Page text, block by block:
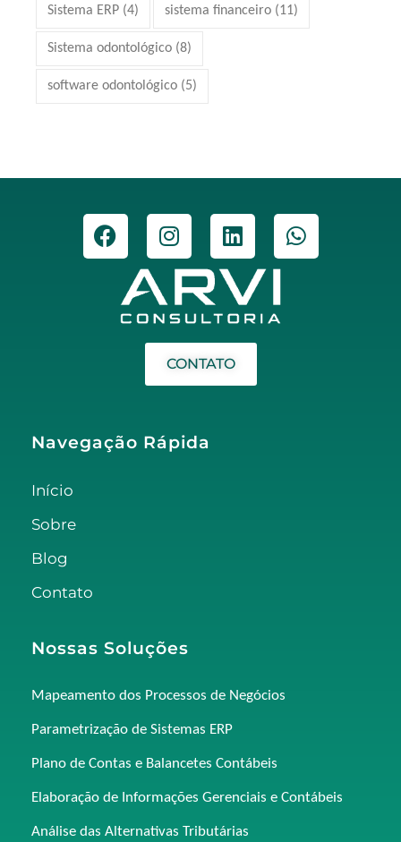
Sistema ERP (4) sistema financeiro (11)
Sistema odontológico (8)
software odontológico (5)
CONTATO
Navegação Rápida
Início
Sobre
Blog
Contato
Nossas Soluções
Mapeamento dos Processos de Negócios
Parametrização de Sistemas ERP
Plano de Contas e Balancetes Contábeis
Elaboração de Informações Gerenciais e Contábeis
Análise das Alternativas Tributárias